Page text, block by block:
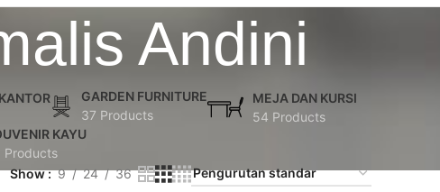
Andini
GARDEN FURNITURE
37 Products
MEJA DAN KURSI
54 Products
KAYU
Products
Show 9 24 36